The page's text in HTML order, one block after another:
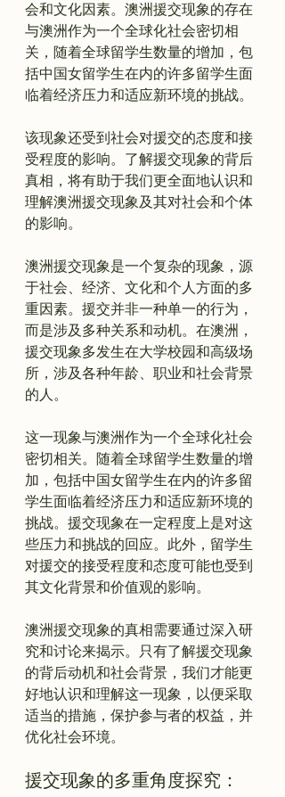
会和文化因素。澳洲援交现象的存在
与澳洲作为一个全球化社会密切相
关，随着全球留学生数量的增加，包
括中国女留学生在内的许多留学生面
临着经济压力和适应新环境的挑战。
该现象还受到社会对援交的态度和接
受程度的影响。了解援交现象的背后
真相，将有助于我们更全面地认识和
理解澳洲援交现象及其对社会和个体
的影响。
澳洲援交现象是一个复杂的现象，源
于社会、经济、文化和个人方面的多
重因素。援交并非一种单一的行为，
而是涉及多种关系和动机。在澳洲，
援交现象多发生在大学校园和高级场
所，涉及各种年龄、职业和社会背景
的人。
这一现象与澳洲作为一个全球化社会
密切相关。随着全球留学生数量的增
加，包括中国女留学生在内的许多留
学生面临着经济压力和适应新环境的
挑战。援交现象在一定程度上是对这
些压力和挑战的回应。此外，留学生
对援交的接受程度和态度可能也受到
其文化背景和价值观的影响。
澳洲援交现象的真相需要通过深入研
究和讨论来揭示。只有了解援交现象
的背后动机和社会背景，我们才能更
好地认识和理解这一现象，以便采取
适当的措施，保护参与者的权益，并
援交现象的多重角度探究：